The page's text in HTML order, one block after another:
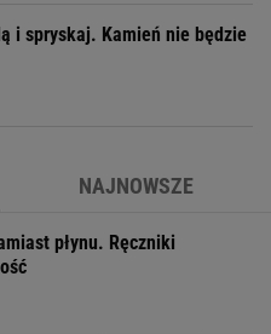
i spryskaj. Kamień nie będzie
NAJNOWSZE
płynu. Ręczniki